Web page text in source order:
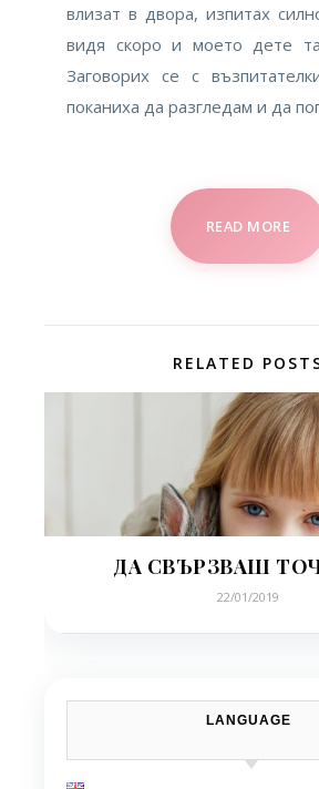
влизат в двора, изпитах
видя скоро и моето дете
Заговорих се с
поканиха да разгледам и да
READ MORE
RELATED
ДА СВЪРЗВАШ
22/01/2019
LANGUAGE